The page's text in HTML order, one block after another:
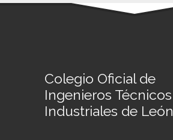
Colegio Oficial de
Ingenieros Técnicos
Industriales de León